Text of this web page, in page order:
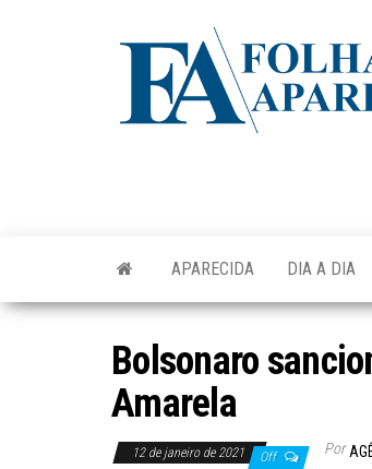
APARECIDA DIA A DIA
Bolsonaro
Amarela
12 de janeiro de 2021 Off Por